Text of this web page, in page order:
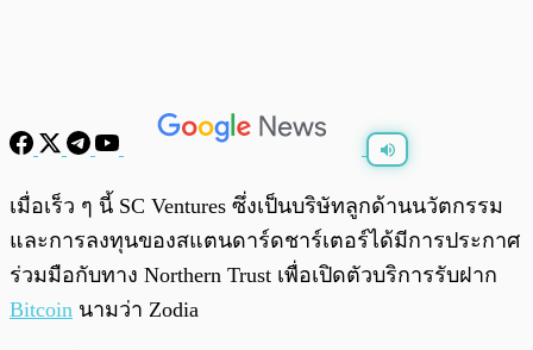
พร้อมเล่น /
เมื่อเร็ว ๆ นี้ SC Ventures ซึ่งเป็นบริษัทลูกด้านนวัตกรรม
และการลงทุนของสแตนดาร์ดชาร์เตอร์ได้มีการประกาศ
ร่วมมือกับทาง Northern Trust เพื่อเปิดตัวบริการรับฝาก
Bitcoin นามว่า Zodia